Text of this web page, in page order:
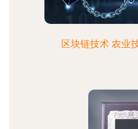
区块链技术 农业